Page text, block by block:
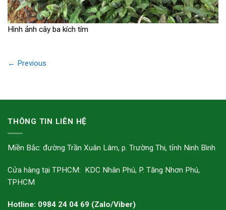
Hình ảnh cây ba kích tím
← Previous
THÔNG TIN LIÊN HỆ
Miền Bắc: đường Trần Xuân Lâm, p. Trường Thi, tỉnh Ninh Bình
Cửa hàng tại TPHCM: KDC Nhân Phú, P. Tăng Nhơn Phú,
TPHCM
Hotline: 0984 24 04 69 (Zalo/Viber)